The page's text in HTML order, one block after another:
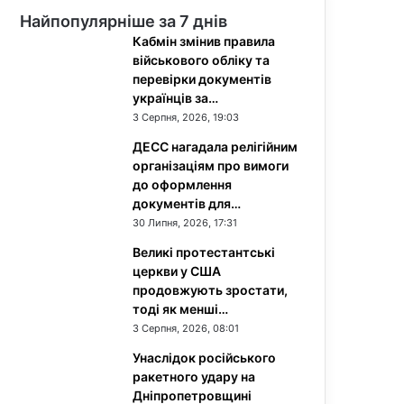
Найпопулярніше за 7 днів
Кабмін змінив правила
військового обліку та
перевірки документів
українців за…
3 Серпня, 2026, 19:03
ДЕСС нагадала релігійним
організаціям про вимоги
до оформлення
документів для…
30 Липня, 2026, 17:31
Великі протестантські
церкви у США
продовжують зростати,
тоді як менші…
3 Серпня, 2026, 08:01
Унаслідок російського
ракетного удару на
Дніпропетровщині